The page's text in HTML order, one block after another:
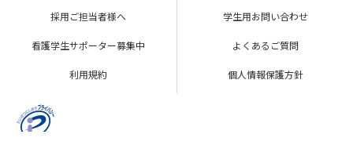
採用ご担当者様へ 学生用お問い合わせ
看護学生サポーター募集中 よくあるご質問
利用規約 個人情報保護方針